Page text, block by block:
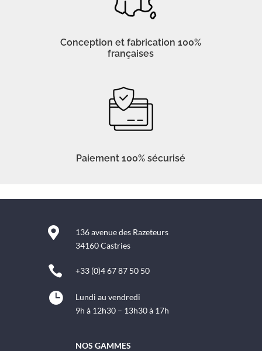
Conception et fabrication 100%
françaises
Paiement 100% sécurisé

136 avenue des Razeteurs
34160 Castries
 +33 (0)4 67 87 50 50

Lundi au vendredi
9h à 12h30 – 13h30 à 17h
NOS GAMMES